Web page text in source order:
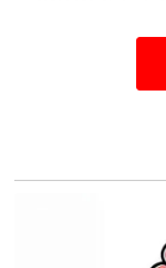
Isnin,"